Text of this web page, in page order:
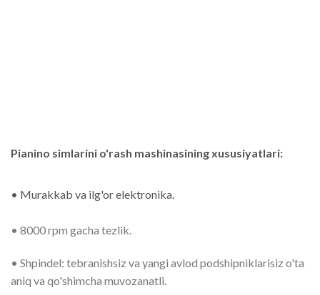
Pianino simlarini o'rash mashinasining xususiyatlari:
• Murakkab va ilg'or elektronika.
• 8000 rpm gacha tezlik.
• Shpindel: tebranishsiz va yangi avlod podshipniklarisiz o'ta
aniq va qo'shimcha muvozanatli.